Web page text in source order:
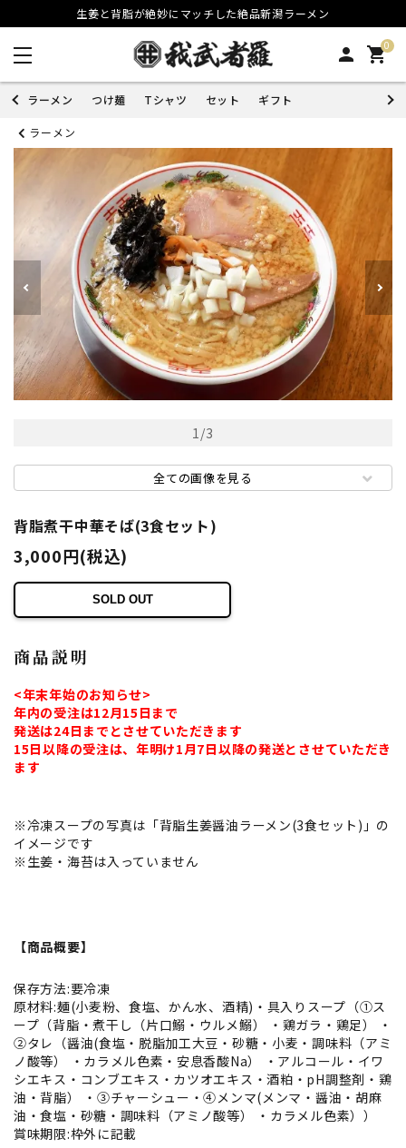
生姜と背脂が絶妙にマッチした絶品新潟ラーメン
person 0
shopping_cart
ラーメン つけ麺 Tシャツ セット ギフト
ラーメン
1/3
全ての画像を見る
背脂煮干中華そば(3食セット)
3,000円(税込)
SOLD OUT
商品説明
<年末年始のお知らせ>
年内の受注は12月15日まで
発送は24日までとさせていただきます
15日以降の受注は、年明け1月7日以降の発送とさせていただき
ます
※冷凍スープの写真は「背脂生姜醤油ラーメン(3食セット)」の
イメージです
※生姜・海苔は入っていません
【商品概要】
保存方法:要冷凍
原材料:麺(小麦粉、食塩、かん水、酒精)・具入りスープ（①ス
ープ（背脂・煮干し（片口鰯・ウルメ鰯） ・鶏ガラ・鶏足） ・
②タレ（醤油(食塩・脱脂加工大豆・砂糖・小麦・調味料（アミ
ノ酸等） ・カラメル色素・安息香酸Na） ・アルコール・イワ
シエキス・コンブエキス・カツオエキス・酒粕・pH調整剤・鶏
油・背脂） ・③チャーシュー・④メンマ(メンマ・醤油・胡麻
油・食塩・砂糖・調味料（アミノ酸等） ・カラメル色素））
賞味期限:枠外に記載